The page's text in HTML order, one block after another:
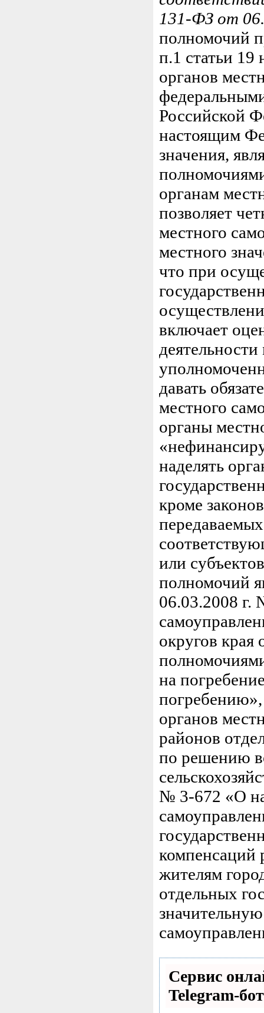
131-ФЗ от
полномочий
п.1 статьи 19
органов
Российской
настоящим
значения,
органам
позволяет
местного
местного
что при
включает
давать
местного
органы
наделять
кроме
или
полномочий
06.03.2008 г.
округов края
на
органов
районов
по решению
№ 3-672 «О
компенсаций
жителям
отдельных
Сервис
Telegram-